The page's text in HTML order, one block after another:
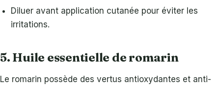
Diluer avant application cutanée pour éviter les
irritations.
5. Huile essentielle de romarin
Le romarin possède des vertus antioxydantes et anti-